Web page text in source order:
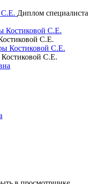
Диплом специалиста
С.Е.
С.Е.